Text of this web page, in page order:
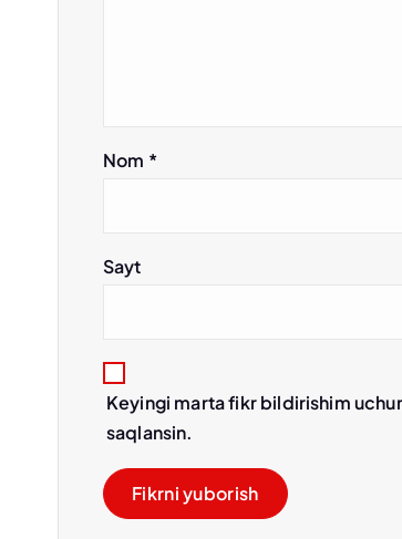
Nom *
Sayt
Keyingi marta fikr bildirishim
saqlansin.